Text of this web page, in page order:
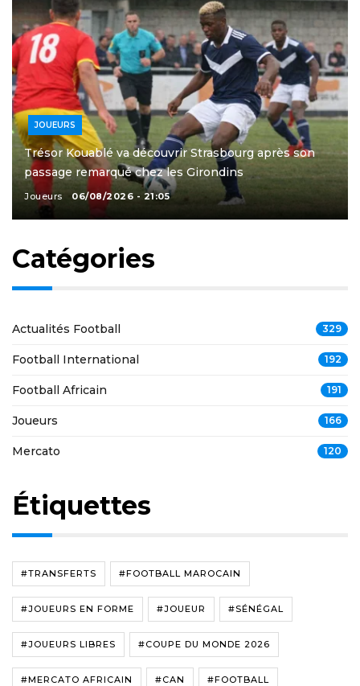
JOUEURS
Trésor Kouablé va découvrir Strasbourg après son
passage remarqué chez les Girondins
Joueurs 06/08/2026 - 21:05
Catégories
Actualités Football 329
Football International 192
Football Africain 191
Joueurs 166
Mercato 120
Étiquettes
#TRANSFERTS #FOOTBALL MAROCAIN
#JOUEURS EN FORME #JOUEUR #SÉNÉGAL
#JOUEURS LIBRES #COUPE DU MONDE 2026
#MERCATO AFRICAIN #CAN #FOOTBALL